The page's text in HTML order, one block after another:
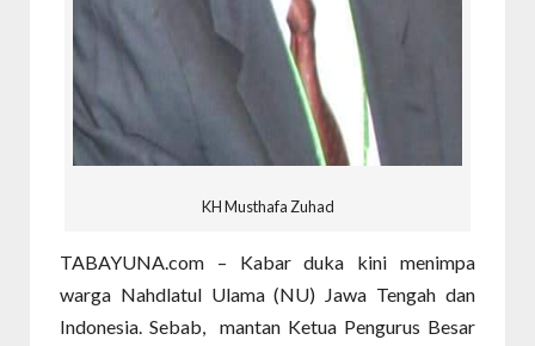
KH Musthafa Zuhad
TABAYUNA.com – Kabar duka kini menimpa
warga Nahdlatul Ulama (NU) Jawa Tengah dan
Indonesia. Sebab, mantan Ketua Pengurus Besar